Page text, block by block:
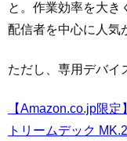
と。作業効率を大き
配信者を中心に人気
ただし、専用デバイ
【Amazon.co.jp限
トリームデック